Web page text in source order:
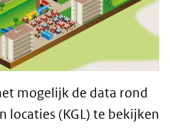
mogelijk de data rond
locaties (KGL) te bekijken